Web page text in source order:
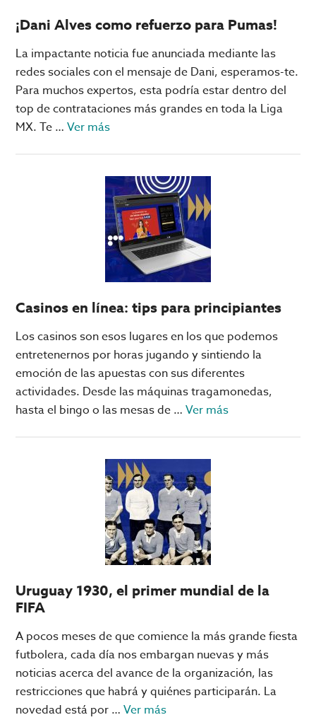
¡Dani Alves como refuerzo para Pumas!
La impactante noticia fue anunciada mediante las
redes sociales con el mensaje de Dani, esperamos-te.
Para muchos expertos, esta podría estar dentro del
top de contrataciones más grandes en toda la Liga
MX. Te …Ver másacerca
Alves
como
refuerzo
para
Pumas!
Casinos en línea: tips para principiantes
Los casinos son esos lugares en los que podemos
entretenernos por horas jugando y sintiendo la
emoción de las apuestas con sus diferentes
actividades. Desde las máquinas tragamonedas,
hasta el bingo o las mesas de …Ver másacerca
Uruguay 1930, el primer mundial de la
FIFA
A pocos meses de que comience la más grande fiesta
futbolera, cada día nos embargan nuevas y más
noticias acerca del avance de la organización, las
restricciones que habrá y quiénes participarán. La
novedad está por …Ver másacerca